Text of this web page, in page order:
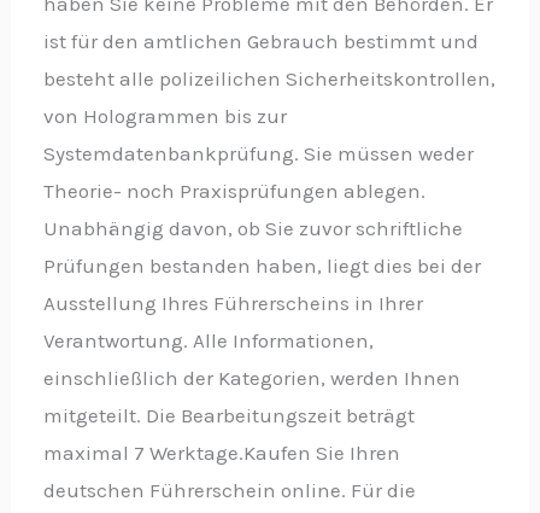
ist für den amtlichen Gebrauch bestimmt und
besteht alle polizeilichen Sicherheitskontrollen,
von Hologrammen bis zur
Systemdatenbankprüfung. Sie müssen weder
Theorie- noch Praxisprüfungen ablegen.
Unabhängig davon, ob Sie zuvor schriftliche
Prüfungen bestanden haben, liegt dies bei der
Ausstellung Ihres Führerscheins in Ihrer
Verantwortung. Alle Informationen,
einschließlich der Kategorien, werden Ihnen
mitgeteilt. Die Bearbeitungszeit beträgt
maximal 7 Werktage.Kaufen Sie Ihren
deutschen Führerschein online. Für die